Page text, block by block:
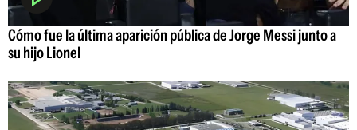
Cómo fue la última aparición pública de Jorge Messi junto a
su hijo Lionel